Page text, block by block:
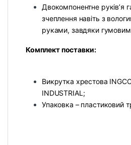
Двокомпонентне руків’я
зчеплення навіть з
руками, завдяки
Комплект поставки:
Викрутка хрестова
INDUSTRIAL;
Упаковка – пластиковий